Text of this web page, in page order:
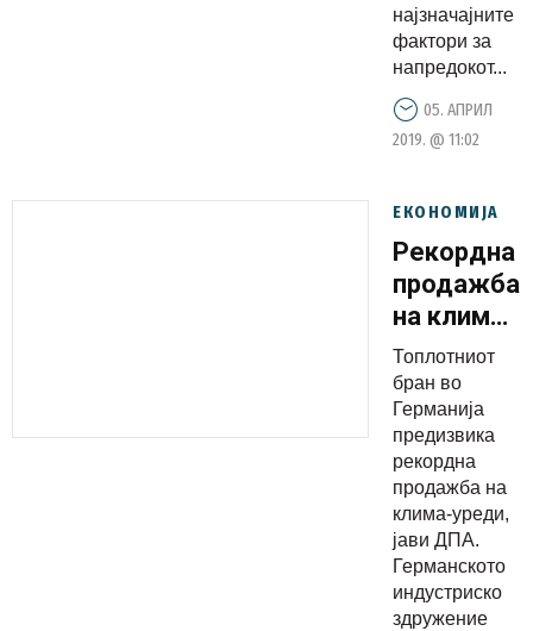
најзначајните
фактори за
напредокот...
05. АПРИЛ
2019. @ 11:02
ЕКОНОМИЈА
Рекордна
продажба
на клима-
уреди во
Геранија
поради
бран
Топлотниот
бран во
Германија
предизвика
рекордна
продажба на
клима-уреди,
јави ДПА.
Германското
индустриско
здружение